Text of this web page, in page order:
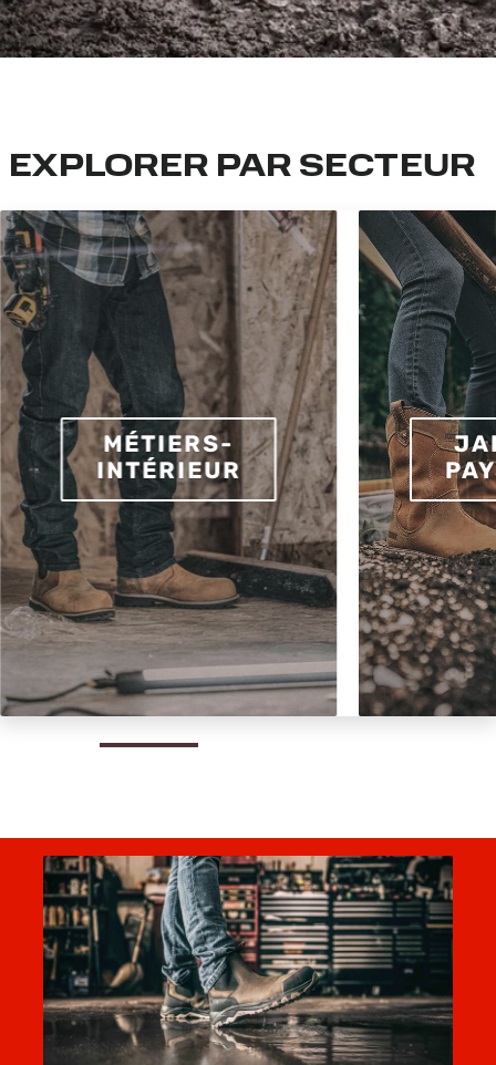
EXPLORER PAR SECTEUR
MÉTIERS-
INTÉRIEUR